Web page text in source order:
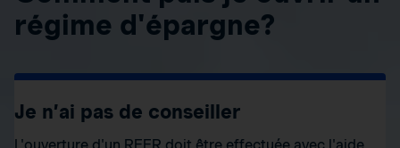
régime d'épargne?
Je n’ai pas de conseiller